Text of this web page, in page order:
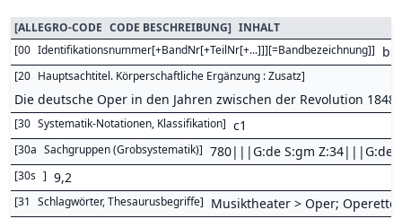
[ALLEGRO-CODE CODE BESCHREIBUNG] INHALT
[00 Identifikationsnummer[+BandNr[+TeilNr[+...]]][=Bandbezeichnung]]
[20 Hauptsachtitel. Körperschaftliche Ergänzung : Zusatz]
Die deutsche Oper in den Jahren zwischen der Revolution
[30 Systematik-Notationen, Klassifikation] c1
[30a Sachgruppen (Grobsystematik)] 780|||G:de S:gm Z:34|||G:de
[30s ] 9,2
[31 Schlagwörter, Thesaurusbegriffe] Musiktheater > Oper;